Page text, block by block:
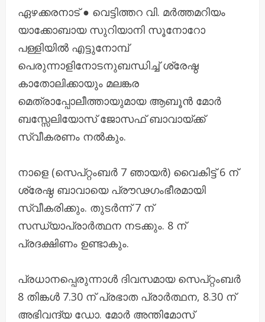
ഏഴക്കരനാട് ● വെട്ടിത്തറ വി. മർത്തമറിയം
യാക്കോബായ സുറിയാനി സൂനോറോ
പള്ളിയിൽ എട്ടുനോമ്പ്
പെരുന്നാളിനോടനുബന്ധിച്ച് ശ്രേഷ്ഠ
കാതോലിക്കായും മലങ്കര
മെത്രാപ്പോലീത്തായുമായ ആബൂൻ മോർ
ബസ്സേലിയോസ് ജോസഫ് ബാവായ്ക്ക്
സ്വീകരണം നൽകും.
നാളെ (സെപ്റ്റംബർ 7 ഞായർ) വൈകിട്ട് 6 ന്
ശ്രേഷ്ഠ ബാവായെ പ്രൗഢഗംഭീരമായി
സ്വീകരിക്കും. തുടർന്ന് 7 ന്
സന്ധ്യാപ്രാർത്ഥന നടക്കും. 8 ന്
പ്രദക്ഷിണം ഉണ്ടാകും.
പ്രധാനപ്പെരുന്നാൾ ദിവസമായ സെപ്റ്റംബർ
8 തിങ്കൾ 7.30 ന് പ്രഭാത പ്രാർത്ഥന, 8.30 ന്
അഭിവന്ദ്യ ഡോ. മോർ അന്തിമോസ്